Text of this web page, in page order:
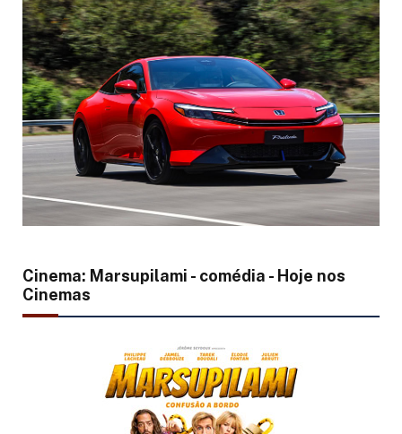
Cinema: Marsupilami - comédia - Hoje nos
Cinemas